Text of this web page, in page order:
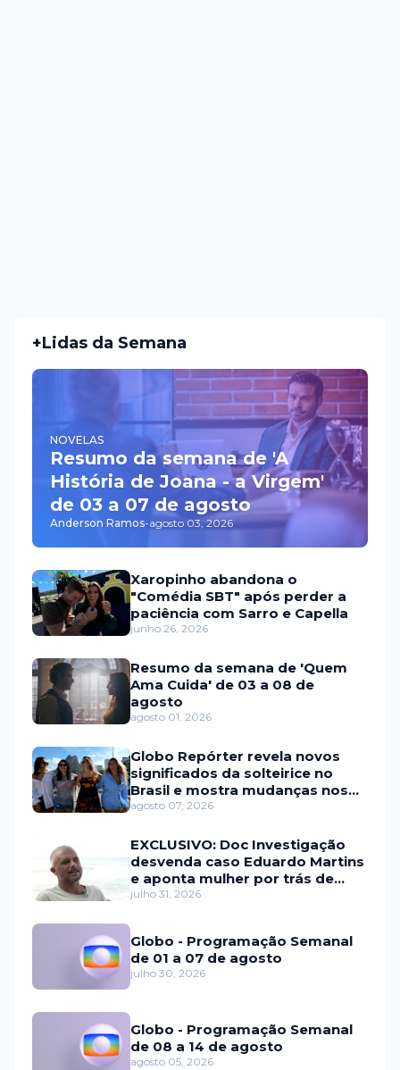
+Lidas da Semana
NOVELAS
Resumo da semana de 'A
História de Joana - a Virgem'
de 03 a 07 de agosto
Anderson Ramos-agosto 03, 2026
Xaropinho abandona o
"Comédia SBT" após perder a
paciência com Sarro e Capella
junho 26, 2026
Resumo da semana de 'Quem
Ama Cuida' de 03 a 08 de
agosto
agosto 01, 2026
Globo Repórter revela novos
significados da solteirice no
Brasil e mostra mudanças nos
relacionamentos
agosto 07, 2026
EXCLUSIVO: Doc Investigação
desvenda caso Eduardo Martins
e aponta mulher por trás de
fraude internacional
julho 31, 2026
Globo - Programação Semanal
de 01 a 07 de agosto
julho 30, 2026
Globo - Programação Semanal
de 08 a 14 de agosto
agosto 05, 2026